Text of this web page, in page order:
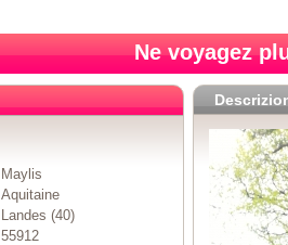
Ne voyagez
Maylis
Aquitaine
Landes (40)
55912